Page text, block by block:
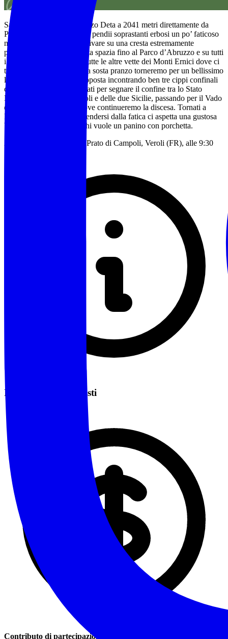
Saliremo sulla cima del Pizzo Deta a 2041 metri direttamente da
Prato di Campoli per i suoi pendii soprastanti erbosi un po’ faticoso
ma che ci permetterà di arrivare su una cresta estremamente
panoramica da dove la vista spazia fino al Parco d’Abruzzo e su tutti
i Monti Simbruini oltre a tutte le altre vette dei Monti Ernici dove ci
troviamo. Da qui dopo una sosta pranzo torneremo per un bellissimo
lungo anello dalla parte opposta incontrando ben tre cippi confinali
che all’epoca venivano usati per segnare il confine tra lo Stato
Pontificio, Regno di Napoli e delle due Sicilie, passando per il Vado
di Veroli a 1640 mt, da dove continueremo la discesa. Tornati a
Prato di Campoli, per riprendersi dalla fatica ci aspetta una gustosa
birra e patatine oltre per chi vuole un panino con porchetta.
Appuntamento sul posto: Prato di Campoli, Veroli (FR), alle 9:30
Informazioni sui Costi
Contributo di partecipazione